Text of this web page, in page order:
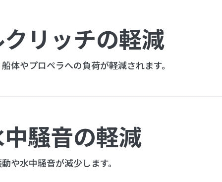
リッチの軽減
体やプロペラへの負荷が軽減されます。
騒音の軽減
や水中騒音が減少します。